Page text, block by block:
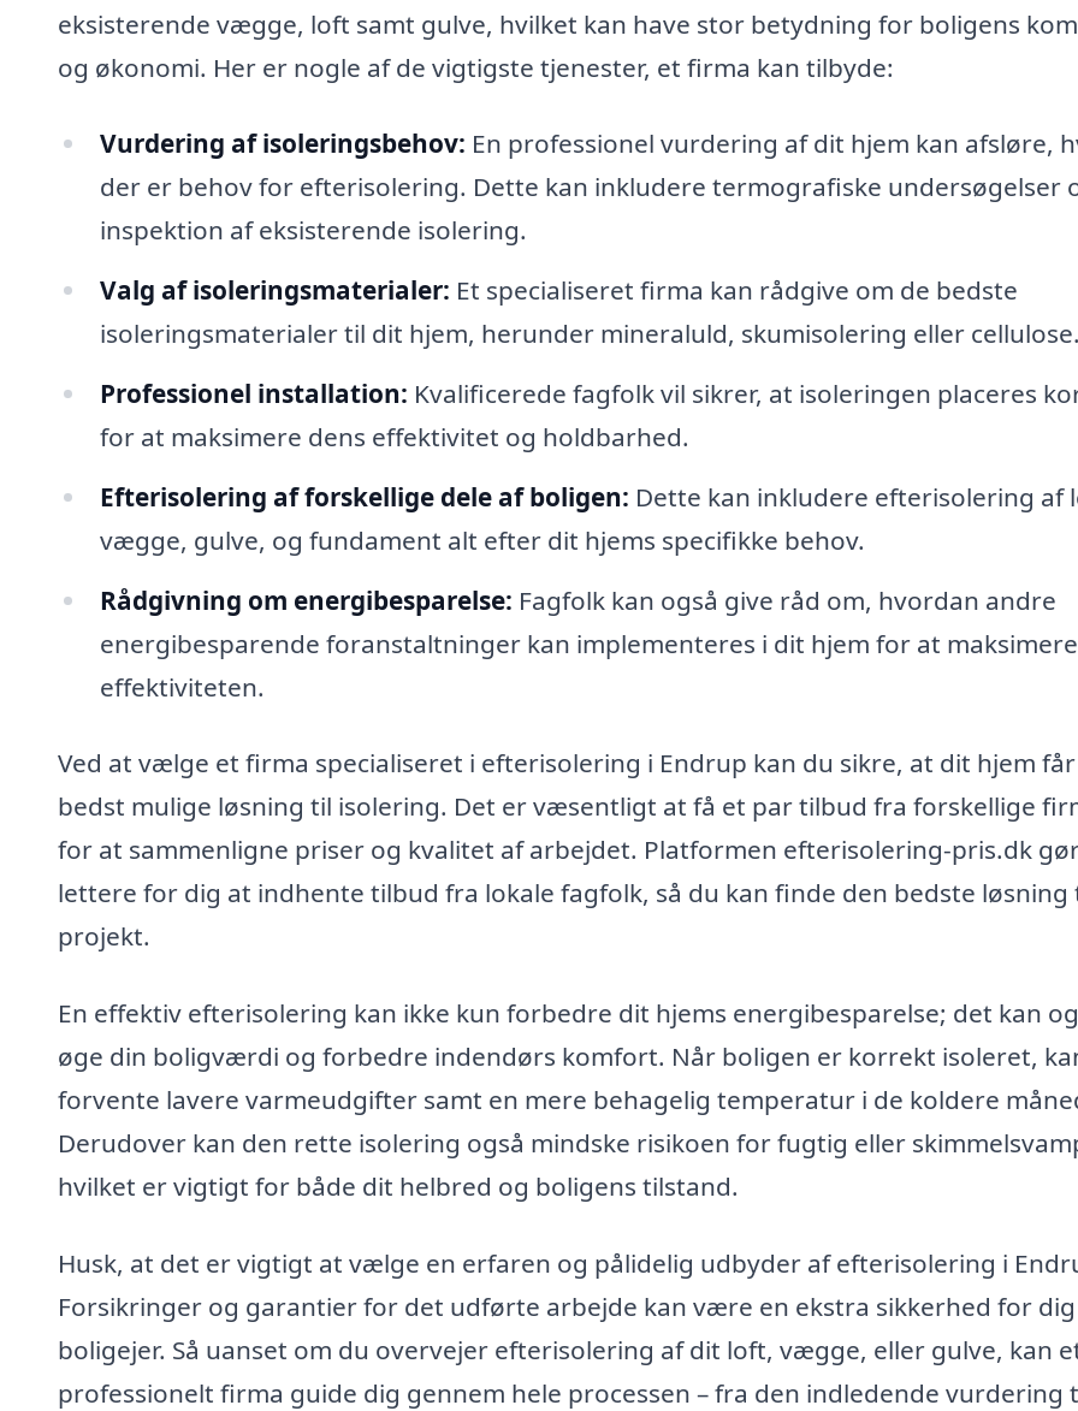
eksisterende vægge, loft samt gulve, hvilket kan have stor betydning for boligens
og økonomi. Her er nogle af de vigtigste tjenester, et firma kan tilbyde:
Vurdering af isoleringsbehov: En professionel vurdering af dit hjem kan afsløre,
der er behov for efterisolering. Dette kan inkludere termografiske undersøgelser
inspektion af eksisterende isolering.
Valg af isoleringsmaterialer: Et specialiseret firma kan rådgive om de bedste
isoleringsmaterialer til dit hjem, herunder mineraluld, skumisolering eller cellulose.
Professionel installation: Kvalificerede fagfolk vil sikrer, at isoleringen placeres
for at maksimere dens effektivitet og holdbarhed.
Efterisolering af forskellige dele af boligen: Dette kan inkludere efterisolering af
vægge, gulve, og fundament alt efter dit hjems specifikke behov.
Rådgivning om energibesparelse: Fagfolk kan også give råd om, hvordan andre
energibesparende foranstaltninger kan implementeres i dit hjem for at maksimere
effektiviteten.
Ved at vælge et firma specialiseret i efterisolering i Endrup kan du sikre, at dit hjem
bedst mulige løsning til isolering. Det er væsentligt at få et par tilbud fra forskellige
for at sammenligne priser og kvalitet af arbejdet. Platformen efterisolering-pris.dk
lettere for dig at indhente tilbud fra lokale fagfolk, så du kan finde den bedste løsning
projekt.
En effektiv efterisolering kan ikke kun forbedre dit hjems energibesparelse; det kan
øge din boligværdi og forbedre indendørs komfort. Når boligen er korrekt isoleret,
forvente lavere varmeudgifter samt en mere behagelig temperatur i de koldere
Derudover kan den rette isolering også mindske risikoen for fugtig eller
hvilket er vigtigt for både dit helbred og boligens tilstand.
Husk, at det er vigtigt at vælge en erfaren og pålidelig udbyder af efterisolering i
Forsikringer og garantier for det udførte arbejde kan være en ekstra sikkerhed for
boligejer. Så uanset om du overvejer efterisolering af dit loft, vægge, eller gulve, kan
professionelt firma guide dig gennem hele processen – fra den indledende vurdering